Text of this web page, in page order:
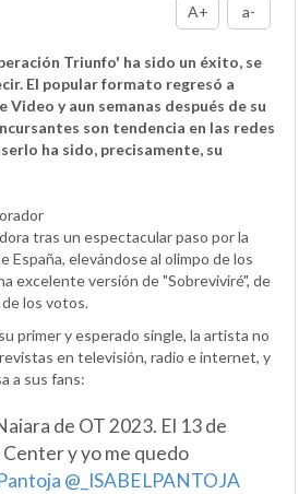
A+ a-
Triunfo' ha sido un éxito, se
El popular formato regresó a
Video y aun semanas después de su
son tendencia en las redes
ha sido, precisamente, su
tras un espectacular paso por la
España, elevándose al olimpo de los
excelente versión de "Sobreviviré", de
de los votos.
primer y esperado single, la artista no
en televisión, radio e internet, y
a sus fans:
de OT 2023. El 13 de
y yo me quedo
@_ISABELPANTOJA